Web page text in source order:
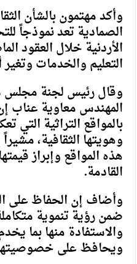
وأكد مهتمون بالشأن
الصمادية تعد نموذجاً
الأردنية خلال العقود
التعليم والخدمات
وقال رئيس لجنة
المهندس معاوية عناب
بالمواقع التراثية التي
وهويتها الثقافية،
هذه المواقع وإبراز
القادمة.
وأضاف إن الحفاظ على
ضمن رؤية تنموية
والاستفادة منها بما
ويحافظ على خصوصيتها